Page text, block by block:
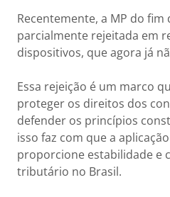
Recentemente, a MP do
parcialmente rejeitada em
dispositivos, que agora já
Essa rejeição é um marco
proteger os direitos dos
defender os princípios
isso faz com que a
proporcione estabilidade e
tributário no Brasil.